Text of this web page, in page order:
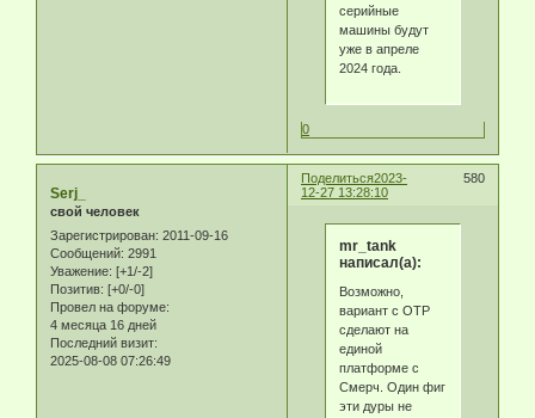
серийные
машины будут
уже в апреле
2024 года.
0
Поделиться 580
2023-
12-27 13:28:10
Serj_
свой человек
Зарегистрирован: 2011-09-16
Сообщений: 2991
Уважение: [+1/-2]
Позитив: [+0/-0]
Провел на форуме:
4 месяца 16 дней
Последний визит:
2025-08-08 07:26:49
mr_tank
написал(а):
Возможно,
вариант с ОТР
сделают на
единой
платформе с
Смерч. Один фиг
эти дуры не